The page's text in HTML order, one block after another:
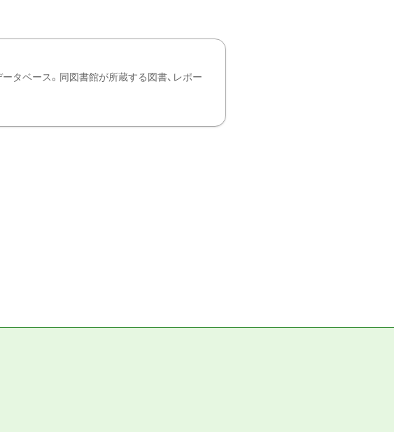
タベース。同図書館が所蔵する図書、レポー